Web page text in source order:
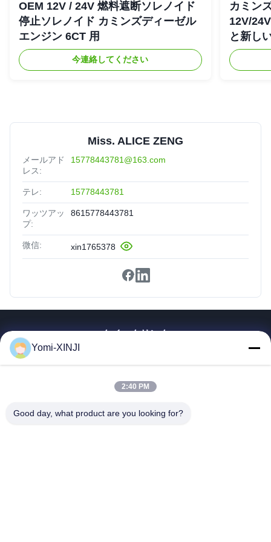
OEM 12V / 24V 燃料遮断ソレノイド
停止ソレノイド カミンズディーゼル
エンジン 6CT 用
今連絡してください
カミン
12V/
と新し
Miss. ALICE ZENG
メールアド
レス:
15778443781@163.com
テレ: 15778443781
ワッツアッ
プ:
8615778443781
微信: xin1765378
クイックリンク
私たちについて
Yomi-XINJI
2:40 PM
Good day, what product are you looking for?